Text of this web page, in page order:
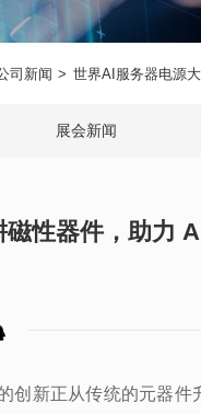
司新闻 世界AI服务器电源
展会新闻
性器件，助力